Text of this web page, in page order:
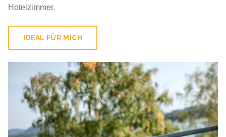
Hotelzimmer.
IDEAL FÜR MICH